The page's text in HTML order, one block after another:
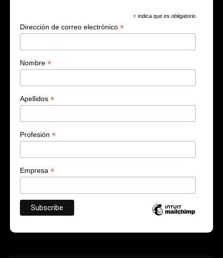
* indica que es obligatorio
Dirección de correo electrónico *
Nombre *
Apellidos *
Profesión *
Empresa *